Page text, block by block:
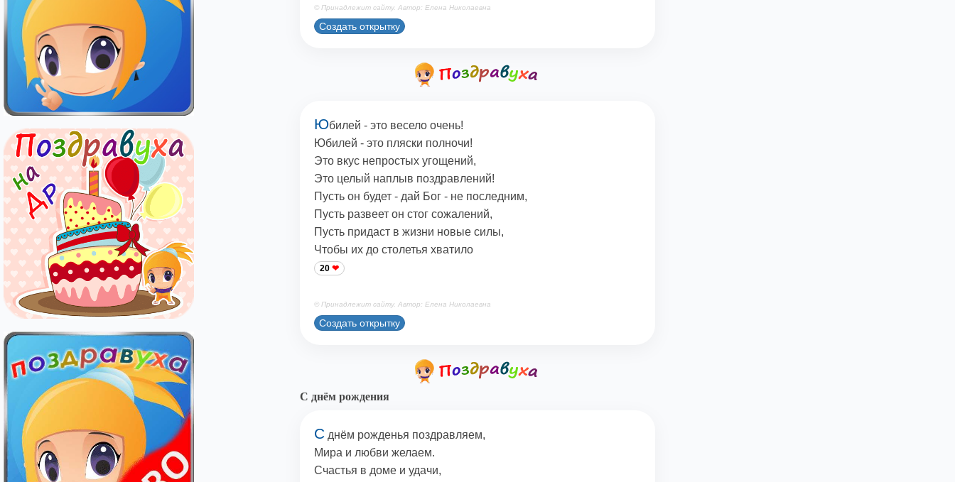
© Принадлежит сайту. Автор: Елена Николаевна
Создать открытку
Юбилей - это весело очень!
Юбилей - это пляски полночи!
Это вкус непростых угощений,
Это целый наплыв поздравлений!
Пусть он будет - дай Бог - не последним,
Пусть развеет он стог сожалений,
Пусть придаст в жизни новые силы,
Чтобы их до столетья хватило
20
© Принадлежит сайту. Автор: Елена Николаевна
Создать открытку
С днём рождения
Сднём рожденья поздравляем,
Мира и любви желаем.
Счастья в доме и удачи,